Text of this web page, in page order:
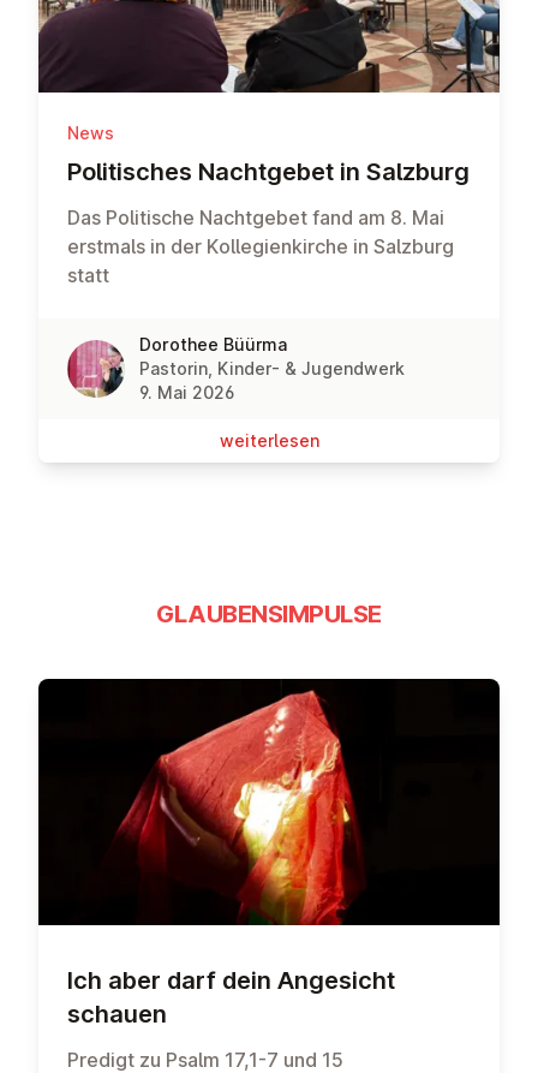
News
Po­li­ti­sches Nacht­ge­bet in Salzburg
Das Politische Nachtgebet fand am 8. Mai
erstmals in der Kollegienkirche in Salzburg
statt
Dorothee Büürma
Pastorin, Kinder- & Jugendwerk
9. Mai 2026
wei­ter­le­sen
GLAUBENSIMPULSE
Ich aber darf dein Angesicht
schauen
Predigt zu Psalm 17,1-7 und 15